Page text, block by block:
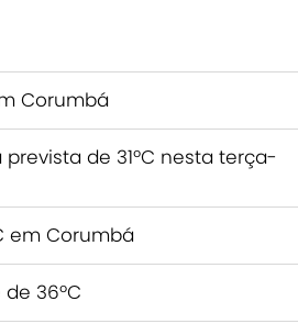
Corumbá
de 31ºC nesta terça-
em Corumbá
36ºC